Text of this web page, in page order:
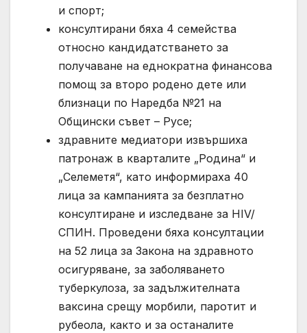
и спорт;
консултирани бяха 4 семейства
относно кандидатстването за
получаване на еднократна финансова
помощ за второ родено дете или
близнаци по Наредба №21 на
Общински съвет – Русе;
здравните медиатори извършиха
патронаж в кварталите „Родина“ и
„Селеметя“, като информираха 40
лица за кампанията за безплатно
консултиране и изследване за HIV/
СПИН. Проведени бяха консултации
на 52 лица за Закона на здравното
осигуряване, за заболяването
туберкулоза, за задължителната
ваксина срещу морбили, паротит и
рубеола, както и за останалите